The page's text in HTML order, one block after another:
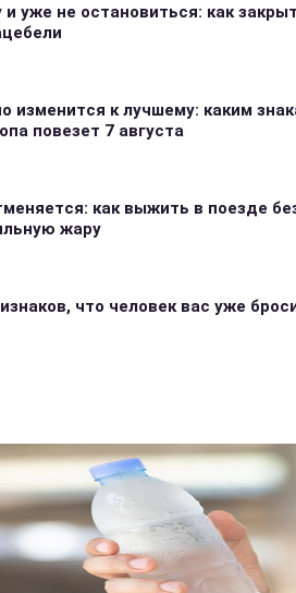
уже не остановиться: как
изменится к лучшему: каким
повезет 7 августа
как выжить в поезде
жару
что человек вас уже